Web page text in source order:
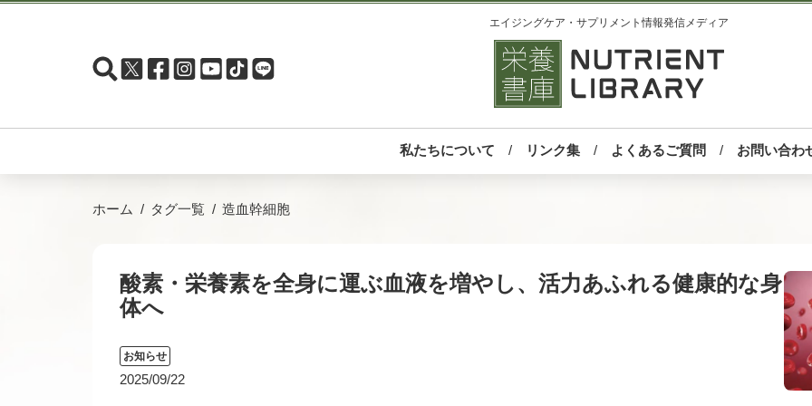
エイジングケア・サプリメント情報発信メディア
私たちについて リンク集 よくあるご質問 お問い合わ
ホーム タグ一覧 造血幹細胞
酸素・栄養素を全身に運ぶ血液を増やし、活力あふれる健康的な身
体へ
お知らせ
2025/09/22